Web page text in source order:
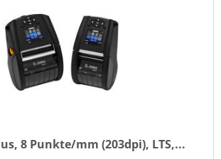
8 Punkte/mm (203dpi), LTS,...